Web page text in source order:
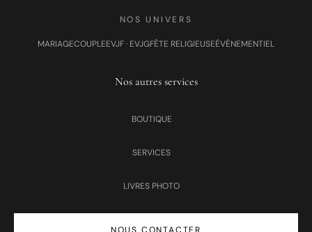
NOS UNIVERS
MARIAGECOUPLEEVJF · EVJGFÊTE RELIGIEUSEÉVÉNEMENTIEL
Nos autres services
BOUTIQUE
SERVICES
LIVRES PHOTO